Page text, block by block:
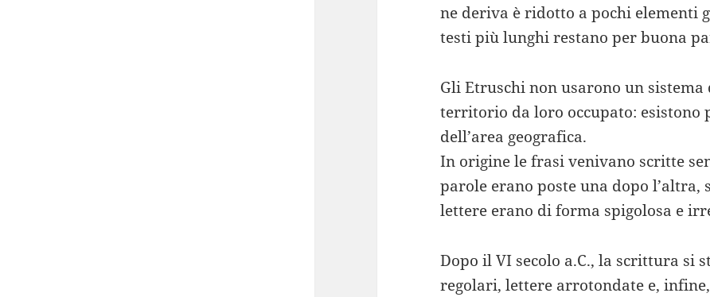
ne deriva è ridotto a pochi
testi più lunghi restano per buona
Gli Etruschi non usarono un
territorio da loro occupato: esistono
dell’area geografica.
In origine le frasi venivano scritte
parole erano poste una dopo l’altra,
lettere erano di forma spigolosa e
Dopo il VI secolo a.C., la scrittura si
regolari, lettere arrotondate e,